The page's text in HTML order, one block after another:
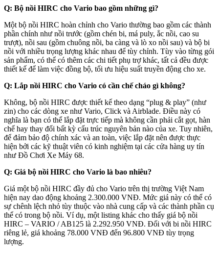
Q: Bộ nồi HIRC cho Vario bao gồm những gì?
Một bộ nồi HIRC hoàn chỉnh cho Vario thường bao gồm các thành
phần chính như nồi trước (gồm chén bi, má puly, ắc nồi, cao su
trượt), nồi sau (gồm chuông nồi, ba càng và lò xo nồi sau) và bộ bi
nồi với nhiều trọng lượng khác nhau để tùy chỉnh. Tùy vào từng gói
sản phẩm, có thể có thêm các chi tiết phụ trợ khác, tất cả đều được
thiết kế để làm việc đồng bộ, tối ưu hiệu suất truyền động cho xe.
Q: Lắp nồi HIRC cho Vario có cần chế cháo gì không?
Không, bộ nồi HIRC được thiết kế theo dạng “plug & play” (như
zin) cho các dòng xe như Vario, Click và Airblade. Điều này có
nghĩa là bạn có thể lắp đặt trực tiếp mà không cần phải cắt gọt, hàn
chế hay thay đổi bất kỳ cấu trúc nguyên bản nào của xe. Tuy nhiên,
để đảm bảo độ chính xác và an toàn, việc lắp đặt nên được thực
hiện bởi các kỹ thuật viên có kinh nghiệm tại các cửa hàng uy tín
như Đồ Chơi Xe Máy 68.
Q: Giá bộ nồi HIRC cho Vario là bao nhiêu?
Giá một bộ nồi HIRC đầy đủ cho Vario trên thị trường Việt Nam
hiện nay dao động khoảng 2.300.000 VNĐ. Mức giá này có thể có
sự chênh lệch nhỏ tùy thuộc vào nhà cung cấp và các thành phần cụ
thể có trong bộ nồi. Ví dụ, một listing khác cho thấy giá bộ nồi
HIRC – VARIO / AB125 là 2.292.950 VNĐ. Đối với bi nồi HIRC
riêng lẻ, giá khoảng 78.000 VNĐ đến 96.800 VNĐ tùy trọng
lượng.